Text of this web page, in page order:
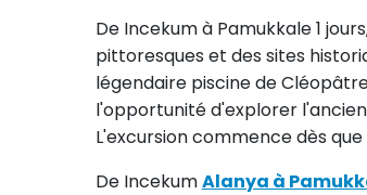
De Incekum à Pamukkale 1
pittoresques et des sites
légendaire piscine de
l'opportunité d'explorer
L'excursion commence dès
De IncekumAlanya à